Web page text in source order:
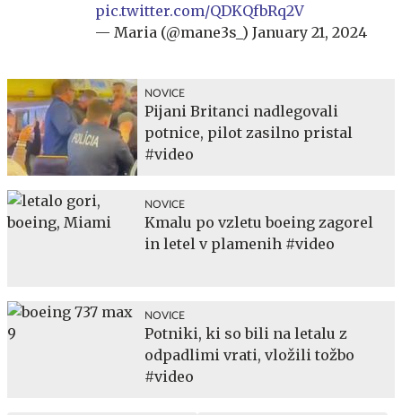
pic.twitter.com/QDKQfbRq2V
— Maria (@mane3s_) January 21, 2024
NOVICE
Pijani Britanci nadlegovali
potnice, pilot zasilno pristal
#video
NOVICE
Kmalu po vzletu boeing zagorel
in letel v plamenih #video
NOVICE
Potniki, ki so bili na letalu z
odpadlimi vrati, vložili tožbo
#video